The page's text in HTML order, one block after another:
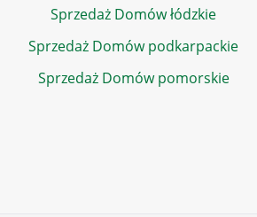
Sprzedaż Domów łódzkie
Sprzedaż Domów podkarpackie
Sprzedaż Domów pomorskie